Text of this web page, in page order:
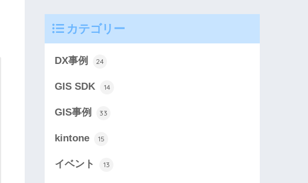
カテゴリー
DX事例 24
GIS SDK 14
GIS事例 33
kintone 15
イベント 13